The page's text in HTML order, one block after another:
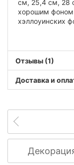
см, 25,4 см, 28
хорошим фоном
хэллоуинских
Отзывы (1)
Доставка и